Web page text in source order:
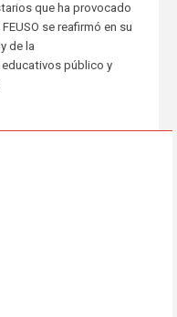
que ha provocado
se reafirmó en su
de la
público y